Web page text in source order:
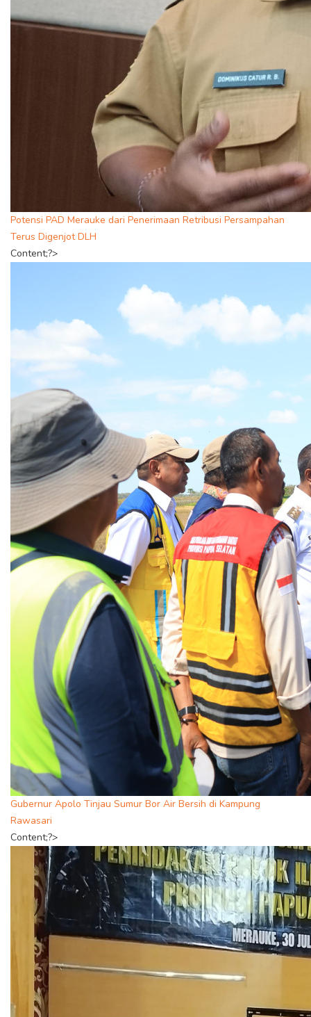
Potensi PAD Merauke dari Penerimaan Retribusi Persampahan
Terus Digenjot DLH
Content;?>
Gubernur Apolo Tinjau Sumur Bor Air Bersih di Kampung
Rawasari
Content;?>